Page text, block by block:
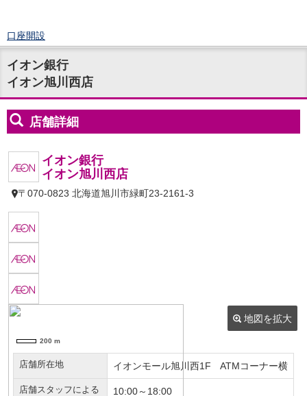
口座開設
ログイン
チャット
メニュー
商品・サービス
預金
円預金TOP
定期預金
積立式定期預金
外貨預金 TOP
外貨普通預金積立
投資信託
投信つみたて
NISA
金銭信託のしくみ
取扱商品一覧
iDeCo・国民年金基金
iDeCo（個人型確定拠出年金）
イオン銀行
イオン旭川西店